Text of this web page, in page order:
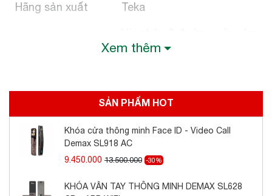
Hãng sản xuất Teka
Vòi xoay linh hoạt
Xem thêm
SẢN PHẨM HOT
Khóa cửa thông minh Face ID - Video Call
Demax SL918 AC
9.450.000 13.500.000 -30%
KHÓA VÂN TAY THÔNG MINH DEMAX SL628